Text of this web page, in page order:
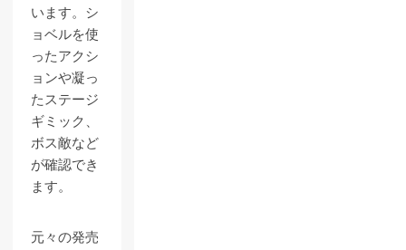
います。シ
ョベルを使
ったアクシ
ョンや凝っ
たステージ
ギミック、
ボス敵など
が確認でき
ます。
元々の発売